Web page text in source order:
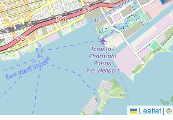
Leaflet | ©